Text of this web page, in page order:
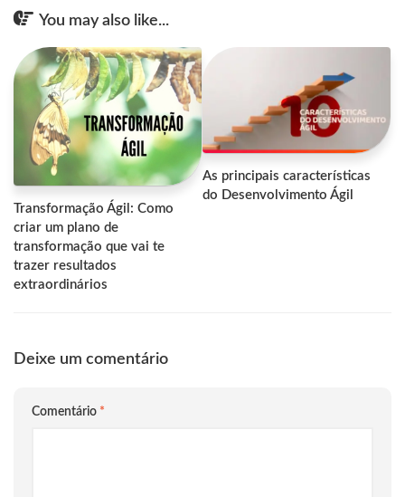
You may also like...
Transformação Ágil: Como
criar um plano de
transformação que vai te
trazer resultados
extraordinários
As principais características
do Desenvolvimento Ágil
Deixe um comentário
Comentário *